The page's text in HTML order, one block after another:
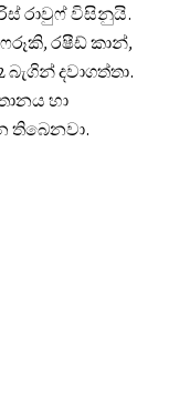
රාවුෆ් විසිනුයි.
රෂීඩ් කාන්,
දවාගත්තා.
හා
තිබෙනවා.